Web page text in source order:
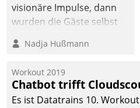
Aufgaben und
abnehmendem
visionäre Impulse, dann
wurden die Gäste selbst
methodisch
Quartier. Dazwischen
zeigte Datatrain, was es
Nadja Hußmann
Workout 2019
Chatbot trifft
Es ist Datatrains 10.